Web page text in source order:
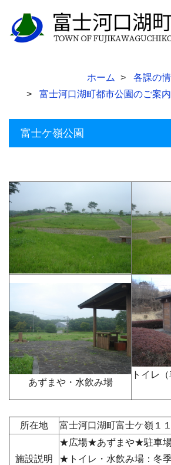
ホーム 各課の
富士河口湖町都市公園のご案内
富士ケ嶺公園
あずまや・水飲み場
トイレ
所在地 富士河口湖町富士ケ嶺１
施設説明
★広場★あずまや★駐車
★トイレ・水飲み場：冬